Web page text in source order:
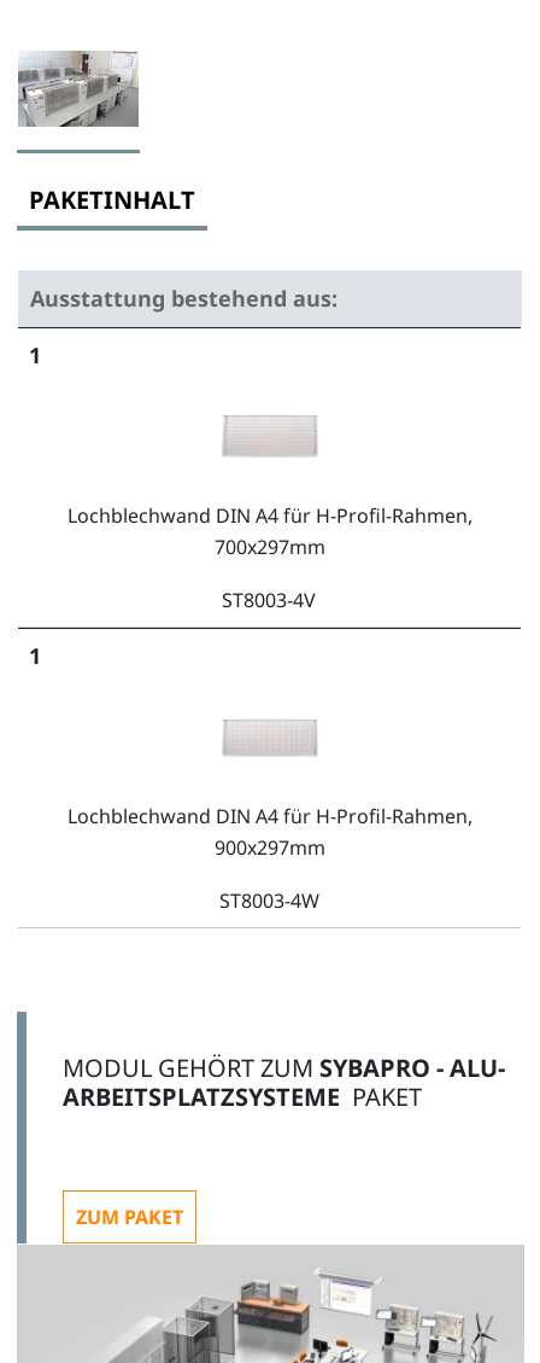
PAKETINHALT
Ausstattung bestehend aus:
1
Lochblechwand DIN A4 für H-Profil-Rahmen,
700x297mm
ST8003-4V
1
Lochblechwand DIN A4 für H-Profil-Rahmen,
900x297mm
ST8003-4W
MODUL GEHÖRT ZUM SYBAPRO - ALU-
ARBEITSPLATZSYSTEME PAKET
ZUM PAKET